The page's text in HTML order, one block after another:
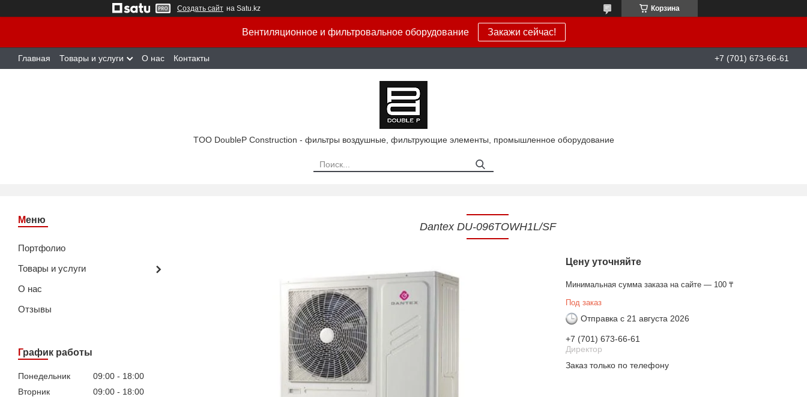
Создать сайт на Satu.kz Корзина
Вентиляционное и фильтровальное оборудование Закажи сейчас!
Главная Товары и услуги О нас Контакты +7 (701) 673-66-61
TOO DoubleP Construction - фильтры воздушные, фильтрующие элементы, промышленное оборудование
Портфолио
Товары и услуги
О нас
Отзывы
График работы
Понедельник 09:00
18:00
Вторник
09:00
18:00
Dantex DU-096TOWH1L/SF
Цену уточняйте
Минимальная сумма заказа на сайте — 100 ₸
Под заказ
Отправка с 21 августа 2026
+7 (701) 673-66-61
Директор
Заказ только по телефону